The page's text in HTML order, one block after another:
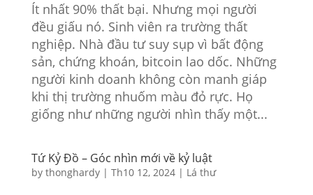
Ít nhất 90% thất bại. Nhưng mọi người
đều giấu nó. Sinh viên ra trường thất
nghiệp. Nhà đầu tư suy sụp vì bất động
sản, chứng khoán, bitcoin lao dốc. Những
người kinh doanh không còn manh giáp
khi thị trường nhuốm màu đỏ rực. Họ
giống như những người nhìn thấy một...
Tứ Kỷ Đồ – Góc nhìn mới về kỷ luật
by thonghardy| Th10 12, 2024| Lá thư